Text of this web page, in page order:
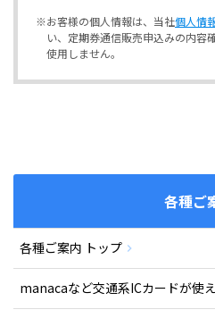
※お客様の個人情報は、当社個人情
い、定期券通信販売申込みの内容
使用しません。
各種ご
各種ご案内 トップ
manacaなど交通系ICカードが使え